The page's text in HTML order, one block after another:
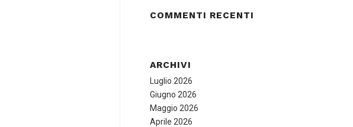
COMMENTI RECENTI
ARCHIVI
Luglio 2026
Giugno 2026
Maggio 2026
Aprile 2026